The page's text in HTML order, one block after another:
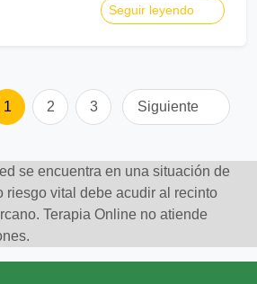
Seguir leyendo
1 2 3 Siguiente
se encuentra en una situación de
riesgo vital debe acudir al recinto
Terapia Online no atiende